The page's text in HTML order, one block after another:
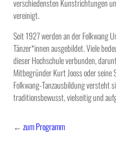
verschiedensten Kunstrichtungen
vereinigt.
Seit 1927 werden an der Folkwang
Tänzer*innen ausgebildet. Viele
dieser Hochschule verbunden,
Mitbegründer Kurt Jooss oder seine
Folkwang-Tanzausbildung versteht
traditionsbewusst, vielseitig und
← zum Programm